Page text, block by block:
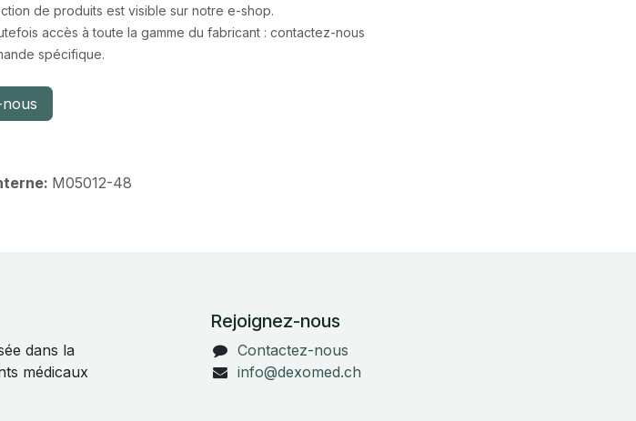
de produits est visible sur notre e-shop.
accès à toute la gamme du fabricant : contactez-nous
spécifique.
M05012-48
dans la
médicaux
Rejoignez-nous
Contactez-nous
info@dexomed.ch